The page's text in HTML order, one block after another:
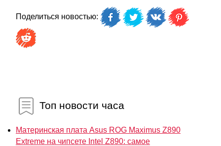
Поделиться новостью:
Топ новости часа
Материнская плата Asus ROG Maximus Z890
Extreme на чипсете Intel Z890: самое